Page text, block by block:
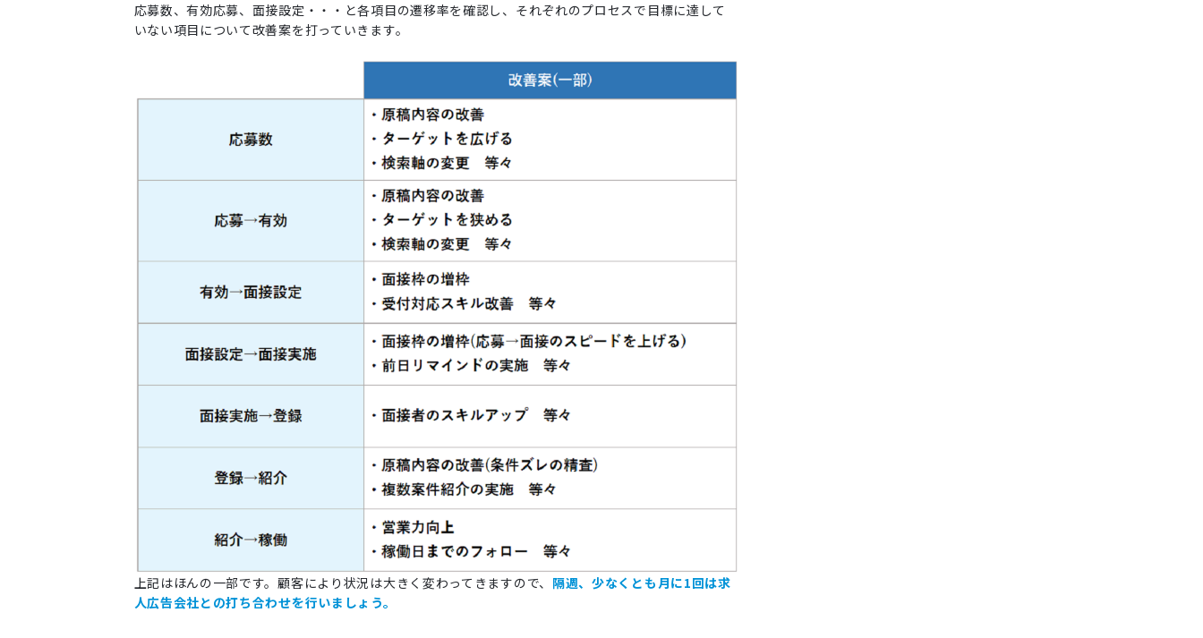
応募数、有効応募、面接設定・・・と各項目の遷移率を確認し、それぞれのプロセスで目標に達して
いない項目について改善案を打っていきます。
上記はほんの一部です。顧客により状況は大きく変わってきますので、 隔週、少なくとも月に1回は求
人広告会社との打ち合わせを行いましょう。